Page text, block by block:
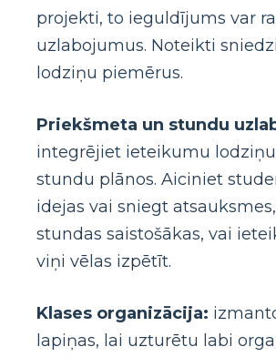
projekti, to ieguldījums var
uzlabojumus. Noteikti
lodziņu piemērus.
Priekšmeta un stundu
integrējiet ieteikumu
stundu plānos. Aiciniet
idejas vai sniegt
stundas saistošākas, vai
viņi vēlas izpētīt.
Klases organizācija:
lapiņas, lai uzturētu labi